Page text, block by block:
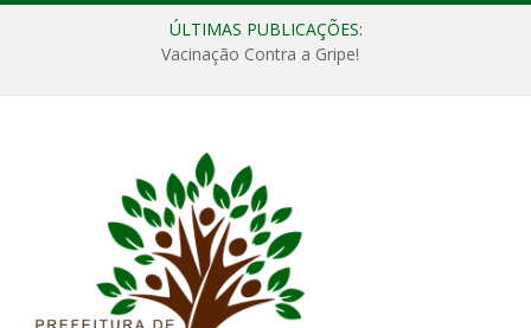
ÚLTIMAS PUBLICAÇÕES:
Vacinação Contra a Gripe!